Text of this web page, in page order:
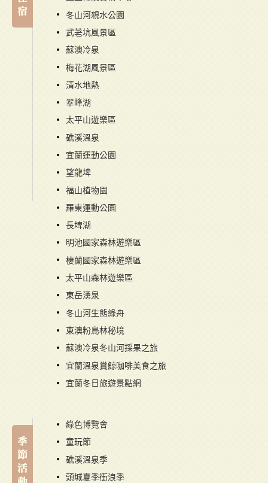
冬山河親水公園
武荖坑風景區
蘇澳冷泉
梅花湖風景區
清水地熱
翠峰湖
太平山遊樂區
礁溪溫泉
宜蘭運動公園
望龍埤
福山植物園
羅東運動公園
長埤湖
明池國家森林遊樂區
棲蘭國家森林遊樂區
太平山森林遊樂區
東岳湧泉
冬山河生態綠舟
東澳粉鳥林秘境
蘇澳冷泉冬山河採果之旅
宜蘭溫泉賞鯨咖啡美食之旅
宜蘭冬日旅遊景點網
綠色博覽會
童玩節
礁溪溫泉季
頭城夏季衝浪季